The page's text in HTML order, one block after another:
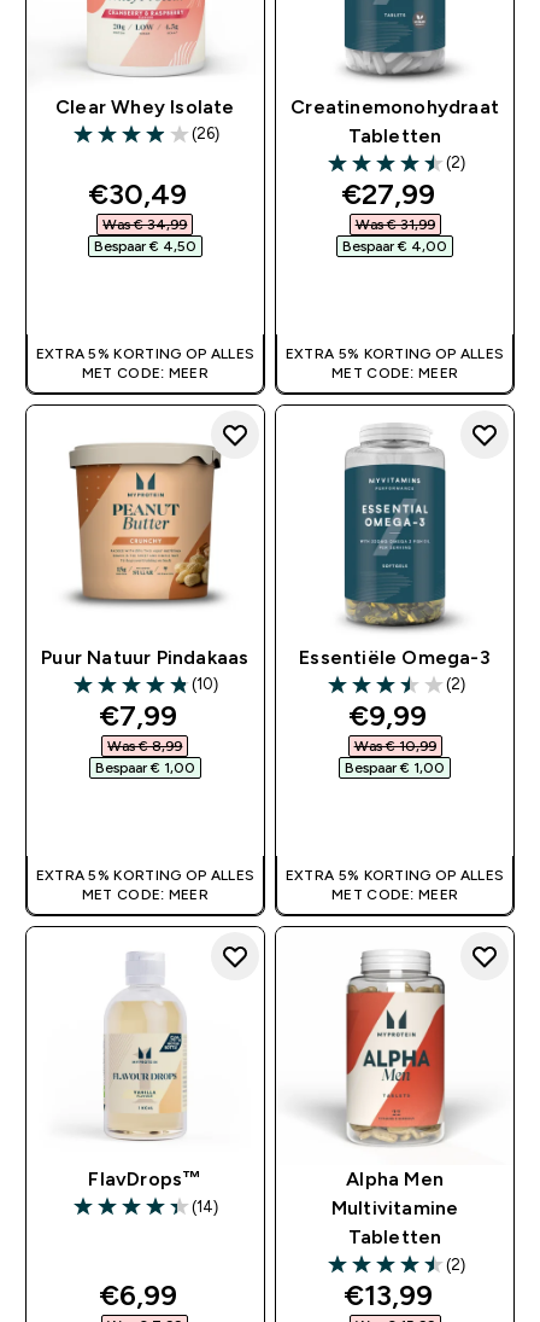
Clear Whey Isolate
3.92 out of 5 stars
(26)
discounted price
€30,49‎
Was € 34,99‎
Bespaar € 4,50‎
EXTRA 5% KORTING OP ALLES
MET CODE: MEER
Creatinemonohydraat
Tabletten
4.5 out of 5 stars
(2)
discounted
€27,99‎
Was € 31,99‎
Bespaar € 4,00‎
EXTRA 5% KORTING OP ALLES
MET CODE: MEER
Puur Natuur Pindakaas
4.8 out of 5 stars
(10)
discounted price
€7,99‎
Was € 8,99‎
Bespaar € 1,00‎
EXTRA 5% KORTING OP ALLES
MET CODE: MEER
Essentiële Omega-3
3.5 out of 5 stars
(2)
discounted
€9,99‎
Was € 10,99‎
Bespaar € 1,00‎
EXTRA 5% KORTING OP ALLES
MET CODE: MEER
FlavDrops™
4.36 out of 5 stars
(14)
discounted price
€6,99‎
Alpha Men
Multivitamine
Tabletten
4.5 out of 5 stars
(2)
discounted
€13,99‎